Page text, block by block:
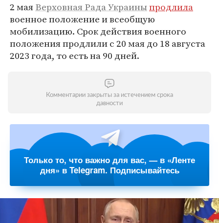
2 маяВерховная Рада Украиныпродлила
военное положение и всеобщую
мобилизацию. Срок действия военного
положения продлили с 20 мая до 18 августа
2023 года, то есть на 90 дней.
Комментарии закрыты за истечением срока
давности
Только то, что важно для вас, — в «Ленте
дня» в Telegram. Подписывайтесь